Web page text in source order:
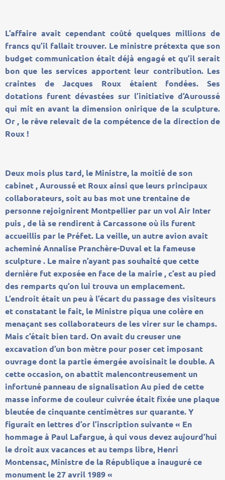
L’affaire avait cependant coûté quelques millions de
francs qu’il fallait trouver. Le ministre prétexta que son
budget communication était déjà engagé et qu’il serait
bon que les services apportent leur contribution. Les
craintes de Jacques Roux étaient fondées. Ses
dotations furent dévastées sur l’initiative d’Auroussé
qui mit en avant la dimension onirique de la sculpture.
Or , le rêve relevait de la compétence de la direction de
Roux !
Deux mois plus tard, le Ministre, la moitié de son
cabinet , Auroussé et Roux ainsi que leurs principaux
collaborateurs, soit au bas mot une trentaine de
personne rejoignirent Montpellier par un vol Air Inter
puis , de là se rendirent à Carcassone où ils furent
accueillis par le Préfet. La veille, un autre avion avait
acheminé Annalise Pranchère-Duval et la fameuse
sculpture . Le maire n’ayant pas souhaité que cette
dernière fut exposée en face de la mairie , c’est au pied
des remparts qu’on lui trouva un emplacement.
L’endroit était un peu à l’écart du passage des visiteurs
et constatant le fait, le Ministre piqua une colère en
menaçant ses collaborateurs de les virer sur le champs.
Mais c’était bien tard. On avait du creuser une
excavation d’un bon mètre pour poser cet imposant
ouvrage dont la partie émergée avoisinait le double. A
cette occasion, on abattit malencontreusement un
infortuné panneau de signalisation Au pied de cette
masse informe de couleur cuivrée était fixée une plaque
bleutée de cinquante centimètres sur quarante. Y
figurait en lettres d’or l’inscription suivante « En
hommage à Paul Lafargue, à qui vous devez aujourd’hui
le droit aux vacances et au temps libre, Henri
Montensac, Ministre de la République a inauguré ce
monument le 27 avril 1989 «